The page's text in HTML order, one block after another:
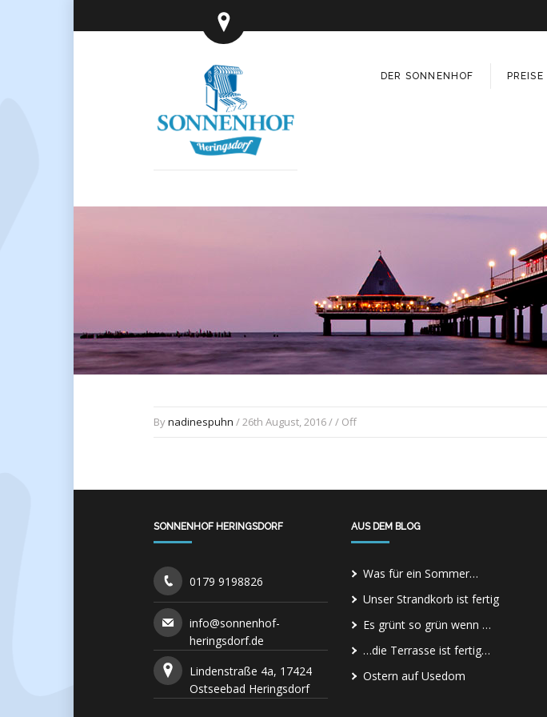
DER SONNENHOF PREISE
Bynadinespuhn / 26th August, 2016 / / Off
SONNENHOF HERINGSDORF
0179 9198826
info@sonnenhof-
heringsdorf.de
Lindenstraße 4a, 17424
Ostseebad Heringsdorf
AUS DEM BLOG
Was für ein Sommer…
Unser Strandkorb ist fertig
Es grünt so grün wenn …
…die Terrasse ist fertig…
Ostern auf Usedom